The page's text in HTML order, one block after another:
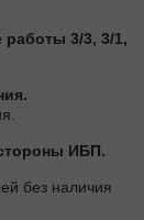
3/3, 3/1,
ИБП.
без наличия